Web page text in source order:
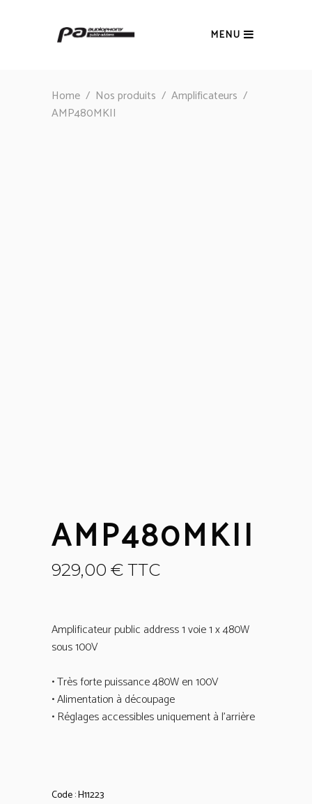
MENU
Home / Nos produits / Amplificateurs /
AMP480MKII
AMP480MKII
929,00 € TTC
Amplificateur public address 1 voie 1 x 480W
sous 100V
• Très forte puissance 480W en 100V
• Alimentation à découpage
• Réglages accessibles uniquement à l’arrière
Code :H11223